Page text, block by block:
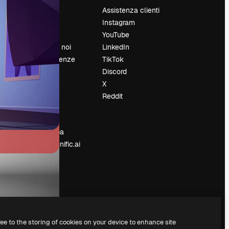
Lavora con noi
Cerca tendenze
Blog
Eventi
Vendi i tuoi
Sala stampa
Cerchi magnific.ai
Assistenza clienti
Instagram
YouTube
LinkedIn
TikTok
Discord
X
Reddit
to the storing of cookies on your device to enhance site